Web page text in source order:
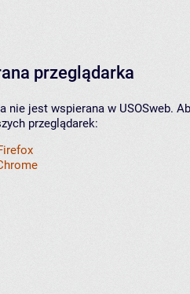
przeglądarka
nie jest wspierana w USOSweb.
przeglądarek: